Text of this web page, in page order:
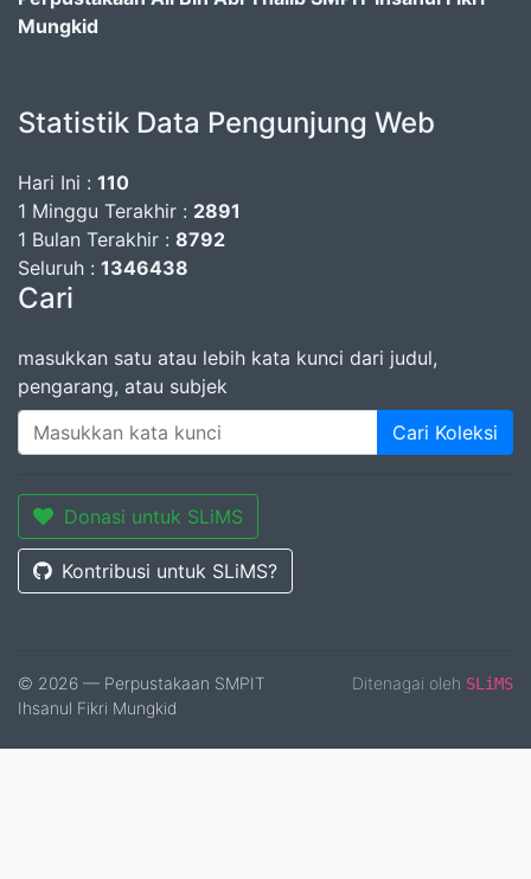
Mungkid
Statistik Data Pengunjung Web
Hari Ini : 110
1 Minggu Terakhir : 2891
1 Bulan Terakhir : 8792
Seluruh : 1346438
Cari
masukkan satu atau lebih kata kunci dari judul,
pengarang, atau subjek
Cari Koleksi
Donasi untuk SLiMS
Kontribusi untuk SLiMS?
© 2026 — Perpustakaan SMPIT
Ihsanul Fikri Mungkid
Ditenagai oleh SLiMS